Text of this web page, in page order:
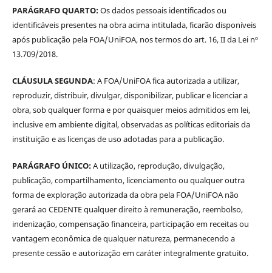
PARÁGRAFO QUARTO:Os dados pessoais identificados ou
identificáveis presentes na obra acima intitulada, ficarão disponíveis
após publicação pela FOA/UniFOA, nos termos do art. 16, II da Lei nº
13.709/2018.
CLÁUSULA SEGUNDA: A FOA/UniFOA fica autorizada a utilizar,
reproduzir, distribuir, divulgar, disponibilizar, publicar e licenciar a
obra, sob qualquer forma e por quaisquer meios admitidos em lei,
inclusive em ambiente digital, observadas as políticas editoriais da
instituição e as licenças de uso adotadas para a publicação.
PARÁGRAFO ÚNICO:A utilização, reprodução, divulgação,
publicação, compartilhamento, licenciamento ou qualquer outra
forma de exploração autorizada da obra pela FOA/UniFOA não
gerará ao CEDENTE qualquer direito à remuneração, reembolso,
indenização, compensação financeira, participação em receitas ou
vantagem econômica de qualquer natureza, permanecendo a
presente cessão e autorização em caráter integralmente gratuito.